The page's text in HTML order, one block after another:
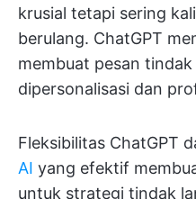
krusial tetapi sering
berulang. ChatGPT
membuat pesan
dipersonalisasi dan
Fleksibilitas ChatGPT
AI yang efektif
untuk strategi tindak